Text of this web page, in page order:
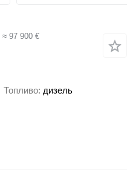
≈ 97 900 €
Топливо дизель